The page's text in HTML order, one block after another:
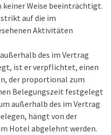
keiner Weise beeinträchtigt.
auf die im
Aktivitäten
des im Vertrag
ist er verpflichtet, einen
der proportional zum
Belegungszeit festgelegt
außerhalb des im Vertrag
hängt von der
Hotel abgelehnt werden.